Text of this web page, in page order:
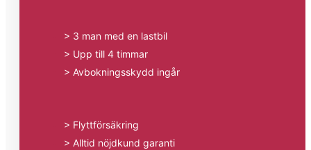
> 3 man med en lastbil
> Upp till 4 timmar
> Avbokningsskydd ingår
> Flyttförsäkring
> Alltid nöjdkund garanti